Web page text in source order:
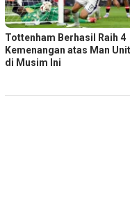
Tottenham Berhasil Raih 4
Kemenangan atas Man
di Musim Ini